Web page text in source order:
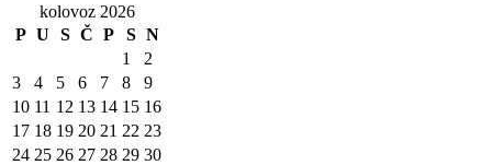
kolovoz 2026
P U S Č P S N
1
2
3
4 5 6 7 8
9
10 11 12 13 14 15 16
17 18 19 20 21 22 23
24 25 26 27 28 29 30